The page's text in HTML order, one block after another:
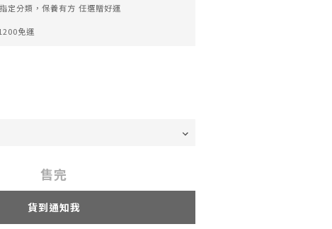
指定分類，保養有方 任選贈好運
免運
售完
貨到通知我